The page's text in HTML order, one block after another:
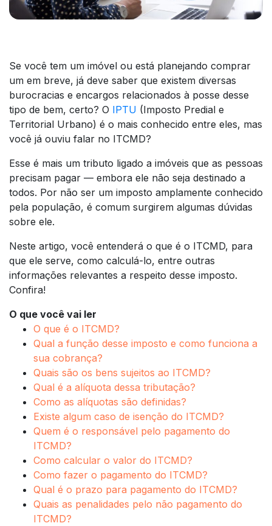
Se você tem um imóvel ou está planejando comprar
um em breve, já deve saber que existem diversas
burocracias e encargos relacionados à posse desse
tipo de bem, certo? O IPTU (Imposto Predial e
Territorial Urbano) é o mais conhecido entre eles, mas
você já ouviu falar no ITCMD?
Esse é mais um tributo ligado a imóveis que as pessoas
precisam pagar — embora ele não seja destinado a
todos. Por não ser um imposto amplamente conhecido
pela população, é comum surgirem algumas dúvidas
sobre ele.
Neste artigo, você entenderá o que é o ITCMD, para
que ele serve, como calculá-lo, entre outras
informações relevantes a respeito desse imposto.
Confira!
O que você vai ler
O que é o ITCMD?
Qual a função desse imposto e como funciona a
sua cobrança?
Quais são os bens sujeitos ao ITCMD?
Qual é a alíquota dessa tributação?
Como as alíquotas são definidas?
Existe algum caso de isenção do ITCMD?
Quem é o responsável pelo pagamento do
ITCMD?
Como calcular o valor do ITCMD?
Como fazer o pagamento do ITCMD?
Qual é o prazo para pagamento do ITCMD?
Quais as penalidades pelo não pagamento do
ITCMD?